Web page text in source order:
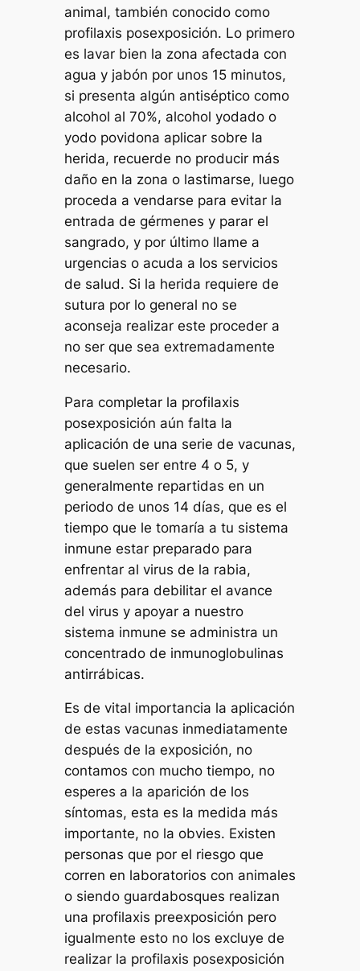
animal, también conocido como
profilaxis posexposición. Lo primero
es lavar bien la zona afectada con
agua y jabón por unos 15 minutos,
si presenta algún antiséptico como
alcohol al 70%, alcohol yodado o
yodo povidona aplicar sobre la
herida, recuerde no producir más
daño en la zona o lastimarse, luego
proceda a vendarse para evitar la
entrada de gérmenes y parar el
sangrado, y por último llame a
urgencias o acuda a los servicios
de salud. Si la herida requiere de
sutura por lo general no se
aconseja realizar este proceder a
no ser que sea extremadamente
necesario.
Para completar la profilaxis
posexposición aún falta la
aplicación de una serie de vacunas,
que suelen ser entre 4 o 5, y
generalmente repartidas en un
periodo de unos 14 días, que es el
tiempo que le tomaría a tu sistema
inmune estar preparado para
enfrentar al virus de la rabia,
además para debilitar el avance
del virus y apoyar a nuestro
sistema inmune se administra un
concentrado de inmunoglobulinas
antirrábicas.
Es de vital importancia la aplicación
de estas vacunas inmediatamente
después de la exposición, no
contamos con mucho tiempo, no
esperes a la aparición de los
síntomas, esta es la medida más
importante, no la obvies. Existen
personas que por el riesgo que
corren en laboratorios con animales
o siendo guardabosques realizan
una profilaxis preexposición pero
igualmente esto no los excluye de
realizar la profilaxis posexposición